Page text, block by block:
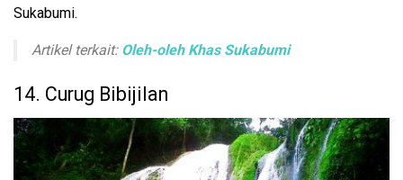
Sukabumi.
Artikel terkait: Oleh-oleh Khas Sukabumi
14. Curug Bibijilan